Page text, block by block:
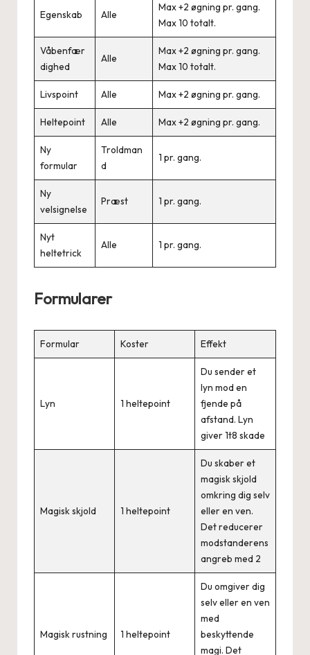
Egenskab Alle
Max +2 øgning pr. gang.
Max 10 totalt.
Våbenfær
dighed
Alle
Max +2 øgning pr. gang.
Max 10 totalt.
Livspoint Alle Max +2 øgning pr. gang.
Heltepoint Alle Max +2 øgning pr. gang.
Ny
formular
Troldman
d
1 pr. gang.
Ny
velsignelse
Præst 1 pr. gang.
Nyt
heltetrick
Alle 1 pr. gang.
Formularer
Formular Koster Effekt
Lyn 1 heltepoint
Du sender et
lyn mod en
fjende på
afstand. Lyn
giver 1t8 skade
Magisk skjold 1 heltepoint
Du skaber et
magisk skjold
omkring dig selv
eller en ven.
Det reducerer
modstanderens
angreb med 2
Magisk rustning 1 heltepoint
Du omgiver dig
selv eller en ven
med
beskyttende
magi. Det